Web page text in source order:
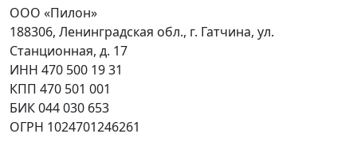
ООО «Пилон»
188306, Ленинградская обл., г. Гатчина, ул.
Станционная, д. 17
ИНН 470 500 19 31
КПП 470 501 001
БИК 044 030 653
ОГРН 1024701246261